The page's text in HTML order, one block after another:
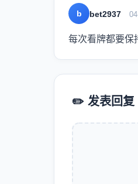
b bet2937
每次看牌都要保
✏️ 发表回复